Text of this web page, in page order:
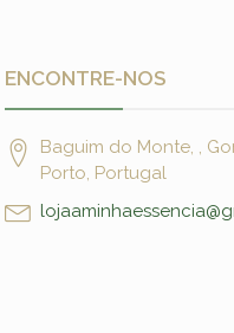
ENCONTRE-NOS
Baguim do Monte, ,
Porto, Portugal